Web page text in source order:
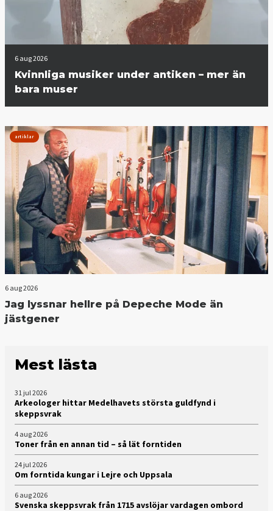
6 aug 2026
Kvinnliga musiker under antiken – mer än
bara muser
artiklar
6 aug 2026
Jag lyssnar hellre på Depeche Mode än
jästgener
Mest lästa
31 jul 2026
Arkeologer hittar Medelhavets största guldfynd i
skeppsvrak
4 aug 2026
Toner från en annan tid – så lät forntiden
24 jul 2026
Om forntida kungar i Lejre och Uppsala
6 aug 2026
Svenska skeppsvrak från 1715 avslöjar vardagen ombord